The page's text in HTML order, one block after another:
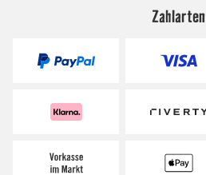
Zahlarten